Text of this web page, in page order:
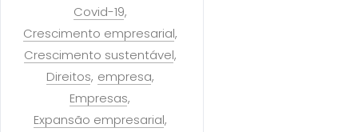
Covid-19
Crescimento empresarial
Crescimento sustentável
Direitos empresa
Empresas
Expansão empresarial